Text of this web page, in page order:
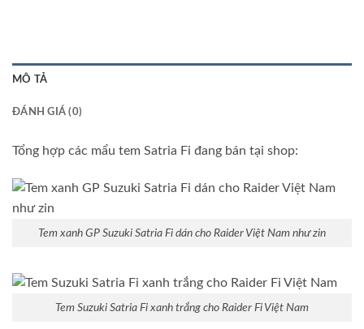
MÔ TẢ
ĐÁNH GIÁ (0)
Tổng hợp các mẩu tem Satria Fi đang bán tại shop:
Tem xanh GP Suzuki Satria Fi dán cho Raider Việt Nam như zin
Tem Suzuki Satria Fi xanh trắng cho Raider Fi Việt Nam